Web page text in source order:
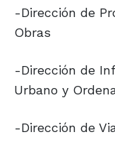
-Dirección de
Obras
-Dirección de
Urbano y
-Dirección de